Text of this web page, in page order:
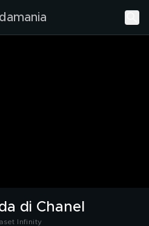
di Chanel
Infinity